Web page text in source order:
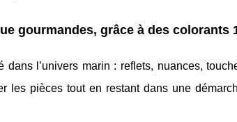
gourmandes, grâce à des colorants
l’univers marin : reflets, nuances,
les pièces tout en restant dans une